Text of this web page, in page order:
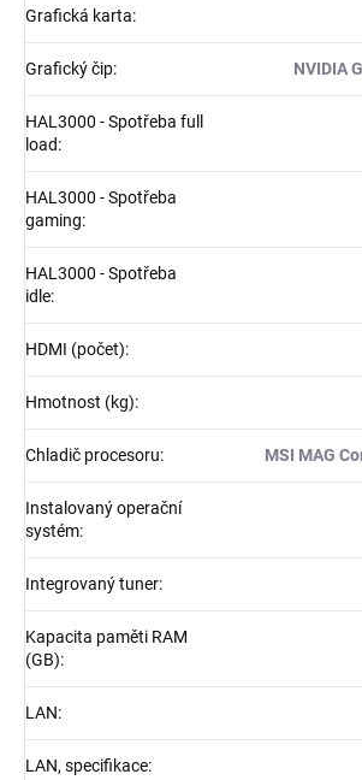
Grafická karta:
Grafický čip: NVIDIA
HAL3000 - Spotřeba full
load:
HAL3000 - Spotřeba
gaming:
HAL3000 - Spotřeba
idle:
HDMI (počet):
Hmotnost (kg):
Chladič procesoru: MSI MAG
Instalovaný operační
systém:
Integrovaný tuner:
Kapacita paměti RAM
(GB):
LAN:
LAN, specifikace: